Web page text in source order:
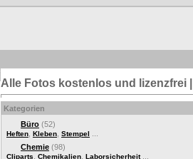
Alle Fotos kostenlos und lizenzfrei
Kategorien
Büro (52)
Heften Kleben Stempel
Chemie (98)
Cliparts Chemikalien Laborsicherheit...